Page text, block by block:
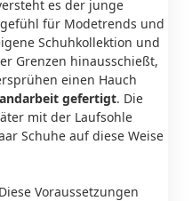
es der junge
für Modetrends und
Schuhkollektion und
Grenzen hinausschießt,
einen Hauch
gefertigt. Die
mit der Laufsohle
Schuhe auf diese Weise
Voraussetzungen